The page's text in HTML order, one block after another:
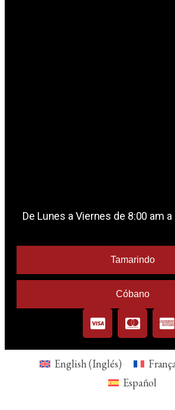
Tamarindo
Cóbano
De Lunes a Viernes de 8:00 am
English(Inglés)
Español